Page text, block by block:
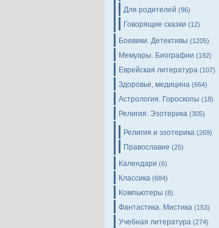
Для родителей (96)
Говорящие сказки (12)
Боевики. Детективы (1205)
Мемуары. Биографии (192)
Еврейская литература (107)
Здоровье, медицина (664)
Астрология. Гороскопы (18)
Религия. Эзотерика (305)
Религия и эзотерика (269)
Православие (25)
Календари (6)
Классика (684)
Компьютеры (8)
Фантастика. Мистика (153)
Учебная литература (274)